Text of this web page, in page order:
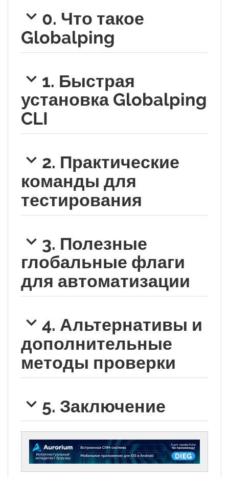
0. Что такое
Globalping
1. Быстрая
установка Globalping
CLI
2. Практические
команды для
тестирования
3. Полезные
глобальные флаги
для автоматизации
4. Альтернативы и
дополнительные
методы проверки
5. Заключение